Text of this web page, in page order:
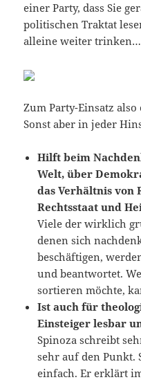
einer Party, dass Sie
politischen Traktat
alleine weiter
Zum Party-Einsatz
Sonst aber in jeder
Hilft beim
Welt, über
das Verhältnis von
Rechtsstaat und
Viele der wirklich
denen sich
beschäftigen,
und beantwortet.
sortieren möchte,
Ist auch für
Einsteiger lesbar
Spinoza schreibt
sehr auf den Punkt.
einfach. Er erklärt